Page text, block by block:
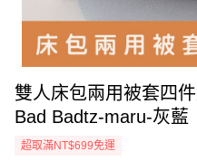
雙人床包兩用被套四
Bad Badtz-maru-灰藍
超取滿NT$699免運